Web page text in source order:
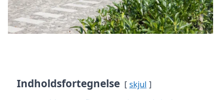
Indholdsfortegnelse skjul